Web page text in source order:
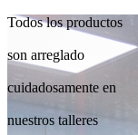
Todos los productos
son arreglado
cuidadosamente en
nuestros talleres